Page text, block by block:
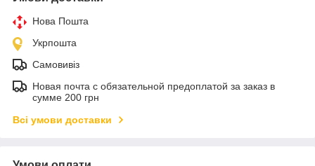
Нова Пошта
Укрпошта
Самовивіз
Новая почта с обязательной предоплатой за заказ в
сумме 200 грн
Всі умови доставки